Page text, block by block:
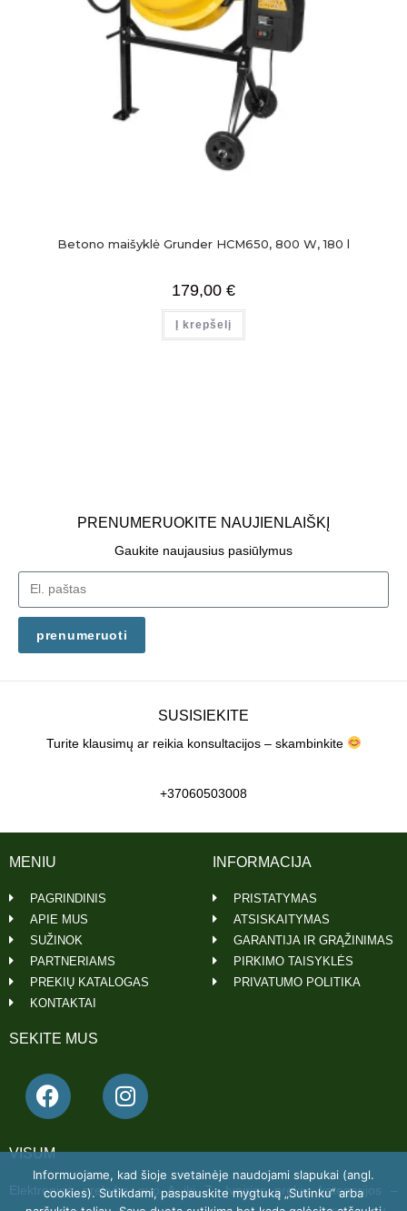
Betono maišyklė Grunder HCM650, 800 W, 180 l
179,00 €
Į krepšelį
PRENUMERUOKITE NAUJIENLAIŠKĮ
Gaukite naujausius pasiūlymus
prenumeruoti
SUSISIEKITE
Turite klausimų ar reikia konsultacijos – skambinkite
+37060503008
VISUM
Elektroninė prekyba nuo A iki Z. Įvairios prekių kategorijos –
SEKITE MUS
INFORMACIJA
PRISTATYMAS
ATSISKAITYMAS
GARANTIJA IR GRĄŽINIMAS
PIRKIMO TAISYKLĖS
PRIVATUMO POLITIKA
MENIU
PAGRINDINIS
APIE MUS
SUŽINOK
PARTNERIAMS
PREKIŲ KATALOGAS
KONTAKTAI
Informuojame, kad šioje svetainėje naudojami slapukai (angl.
cookies). Sutikdami, paspauskite mygtuką „Sutinku“ arba